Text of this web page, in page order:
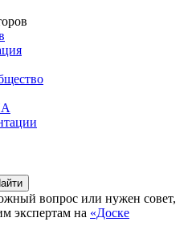
вопрос или нужен совет,
экспертам на «Доске